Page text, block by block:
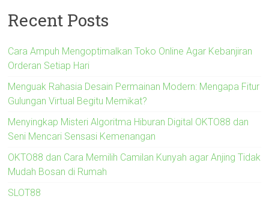
Recent Posts
Cara Ampuh Mengoptimalkan Toko Online Agar Kebanjiran
Orderan Setiap Hari
Menguak Rahasia Desain Permainan Modern: Mengapa Fitur
Gulungan Virtual Begitu Memikat?
Menyingkap Misteri Algoritma Hiburan Digital OKTO88 dan
Seni Mencari Sensasi Kemenangan
OKTO88 dan Cara Memilih Camilan Kunyah agar Anjing Tidak
Mudah Bosan di Rumah
SLOT88